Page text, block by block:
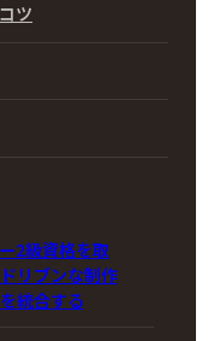
ツ
2級資格を取
リブンな制作
統合する